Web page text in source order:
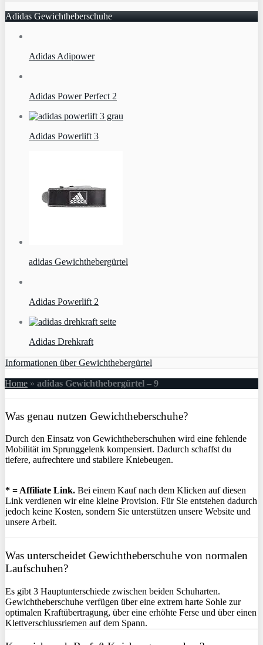
Adidas Gewichtheberschuhe
Adidas Adipower
Adidas Power Perfect 2
Adidas Powerlift 3
adidas Gewichthebergürtel
Adidas Powerlift 2
Adidas Drehkraft
Informationen über Gewichthebergürtel
Home » adidas Gewichthebergürtel – 9
Was genau nutzen Gewichtheberschuhe?
Durch den Einsatz von Gewichtheberschuhen wird eine fehlende
Mobilität im Sprunggelenk kompensiert. Dadurch schaffst du
tiefere, aufrechtere und stabilere Kniebeugen.
* = Affiliate Link. Bei einem Kauf nach dem Klicken auf diesen
Link verdienen wir eine kleine Provision. Für Sie entstehen dadurch
jedoch keine Kosten, sondern Sie unterstützen unsere Website und
unsere Arbeit.
Was unterscheidet Gewichtheberschuhe von normalen
Laufschuhen?
Es gibt 3 Hauptunterschiede zwischen beiden Schuharten.
Gewichtheberschuhe verfügen über eine extrem harte Sohle zur
optimalen Kraftübertragung, über eine erhöhte Ferse und über einen
Klettverschlussriemen auf dem Spann.